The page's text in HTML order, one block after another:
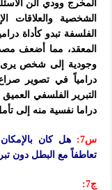
المخرج وودي آلن
الشخصية والعلاقات
الفلسفة تبدو كأداة
المعقد، مما أضعف
وجودية إلى شخص يرى
درامياً في تصوير
التبرير الفلسفي
دراما نفسية منه إلى
س7:
هل كان
تعاطفاً مع البطل دون
ج7: